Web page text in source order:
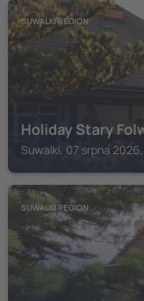
SUWALKI REGION
Holiday Stary
Suwalki, 07 srpna
SUWALKI REGION